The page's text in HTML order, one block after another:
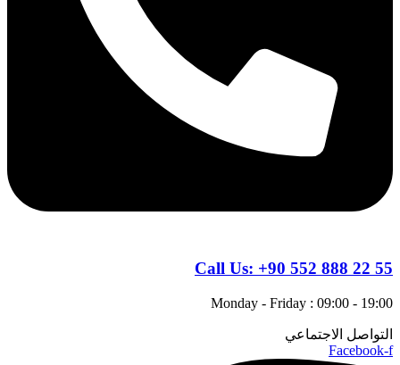
Call Us: +90 552 888 22 55
Monday - Friday : 09:00 - 19:00
التواصل الاجتماعي
Facebook-f